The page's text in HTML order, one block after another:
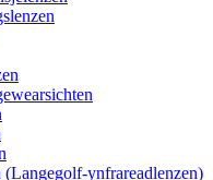
ynfrareadlenzen)